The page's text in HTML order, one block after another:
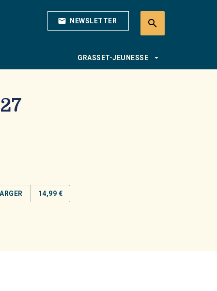
mail NEWSLETTER search
GRASSET-JEUNESSE arrow_drop_down
14,99 €